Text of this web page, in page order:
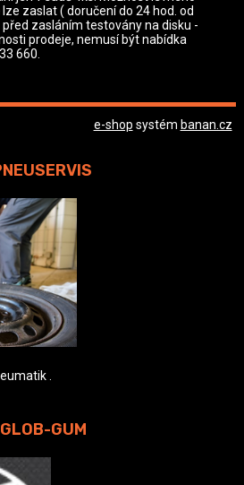
zaslat ( doručení do 24 hod. od
zasláním testovány na disku -
prodeje, nemusí být nabídka
660.
e-shop systém banan.cz
.
GLOB-GUM